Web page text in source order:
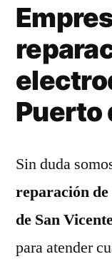
Puerto
Sin duda
reparación
de San
para atender